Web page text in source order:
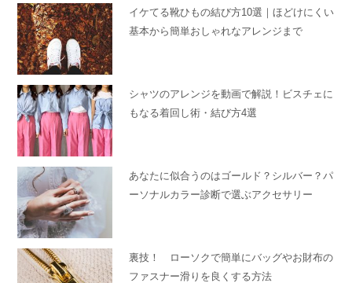
イケてる靴ひもの結び方10選｜ほどけにくい
基本から簡単おしゃれなアレンジまで
シャツのアレンジを動画で解説！ビスチェに
もなる着回し術・結び方4選
あなたに似合うのはゴールド？シルバー？パ
ーソナルカラー診断で選ぶアクセサリー
裏技！ ローソクで簡単にバッグやお財布の
ファスナー滑りを良くする方法